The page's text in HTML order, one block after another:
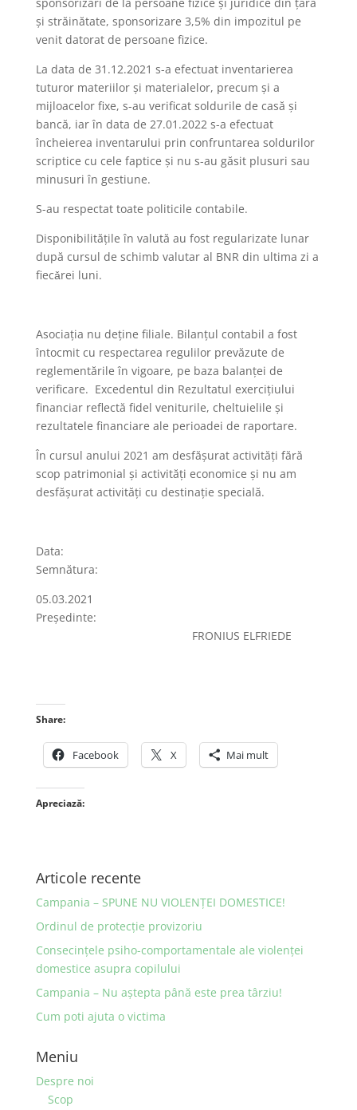
şi străinătate, sponsorizare 3,5% din impozitul pe
venit datorat de persoane fizice.
La data de 31.12.2021 s-a efectuat inventarierea
tuturor materiilor şi materialelor, precum şi a
mijloacelor fixe, s-au verificat soldurile de casă şi
bancă, iar în data de 27.01.2022 s-a efectuat
încheierea inventarului prin confruntarea soldurilor
scriptice cu cele faptice şi nu s-au găsit plusuri sau
minusuri în gestiune.
S-au respectat toate politicile contabile.
Disponibilităţile în valută au fost regularizate lunar
după cursul de schimb valutar al BNR din ultima zi a
fiecǎrei luni.
Asociaţia nu deţine filiale. Bilanţul contabil a fost
întocmit cu respectarea regulilor prevăzute de
reglementările în vigoare, pe baza balanţei de
verificare. Excedentul din Rezultatul exerciţiului
financiar reflectă fidel veniturile, cheltuielile şi
rezultatele financiare ale perioadei de raportare.
În cursul anului 2021 am desfăşurat activităţi fără
scop patrimonial şi activităţi economice şi nu am
desfăşurat activităţi cu destinaţie specială.
Data:
Semnătura:
05.03.2021
Preşedinte:
FRONIUS ELFRIEDE
Share:
Facebook X Mai mult
Apreciază:
Articole recente
Campania – SPUNE NU VIOLENȚEI DOMESTICE!
Ordinul de protecţie provizoriu
Consecinţele psiho-comportamentale ale violenţei
domestice asupra copilului
Campania – Nu aştepta până este prea târziu!
Cum poti ajuta o victima
Meniu
Despre noi
Scop